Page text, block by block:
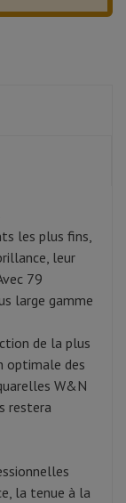
les plus fins,
leur
79
large gamme
de la plus
optimale des
W&N
restera
la tenue à la